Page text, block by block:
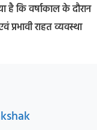
है कि वर्षाकाल के दौरान
राहत व्यवस्था